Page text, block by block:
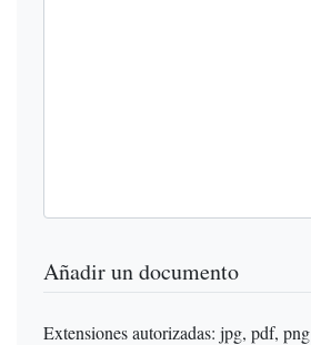
Añadir un documento
Extensiones autorizadas: jpg, pdf, png